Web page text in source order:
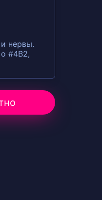
нервы.
#4B2,